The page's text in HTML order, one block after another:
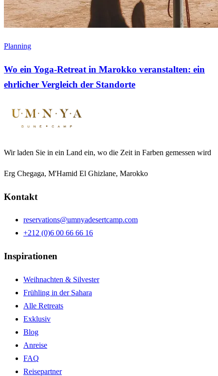
Planning
Wo ein Yoga-Retreat in Marokko veranstalten: ein
ehrlicher Vergleich der Standorte
Wir laden Sie in ein Land ein, wo die Zeit in Farben gemessen wird
Erg Chegaga, M'Hamid El Ghizlane, Marokko
Kontakt
reservations@umnyadesertcamp.com
+212 (0)6 00 66 66 16
Inspirationen
Weihnachten & Silvester
Frühling in der Sahara
Alle Retreats
Exklusiv
Blog
Anreise
FAQ
Reisepartner